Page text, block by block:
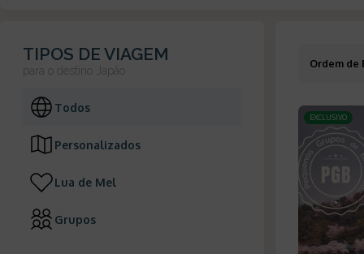
TIPOS DE VIAGEM
para o destino Japão
Todos
Personalizados
Lua de Mel
Grupos
Ordem de
EXCLUSIVO